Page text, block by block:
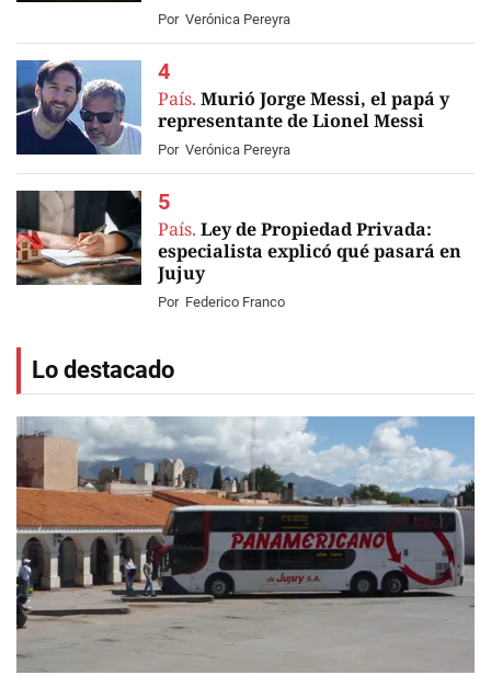
Por Verónica Pereyra
País. Murió Jorge Messi, el papá y
representante de Lionel Messi
Por Verónica Pereyra
País. Ley de Propiedad Privada:
especialista explicó qué pasará en
Jujuy
Por Federico Franco
Lo destacado